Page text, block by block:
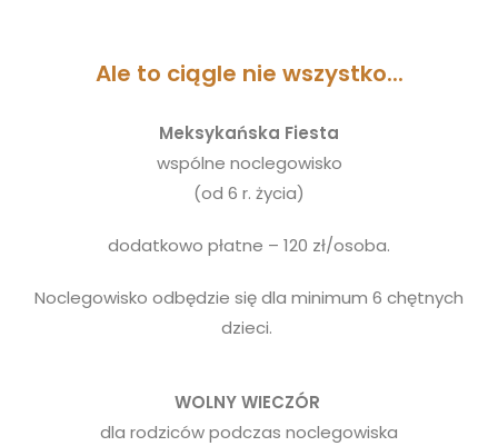
Ale to ciągle nie wszystko...
Meksykańska Fiesta
wspólne noclegowisko
(od 6 r. życia)
dodatkowo płatne – 120 zł/osoba.
Noclegowisko odbędzie się dla minimum 6 chętnych
dzieci.
WOLNY WIECZÓR
dla rodziców podczas noclegowiska